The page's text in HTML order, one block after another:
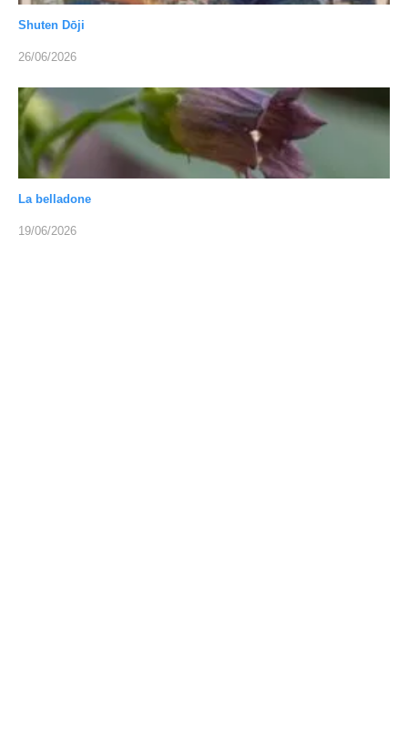
Shuten Dōji
26/06/2026
La belladone
19/06/2026